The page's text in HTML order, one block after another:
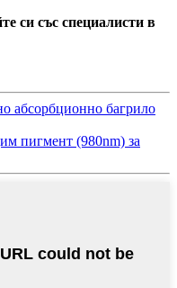
си със специалисти в
абсорбционно багрило
пигмент (980nm) за